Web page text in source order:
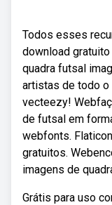
Todos esses
download
quadra futsal
artistas de todo o
vecteezy!
de futsal em
webfonts.
gratuitos.
imagens de
Grátis para uso